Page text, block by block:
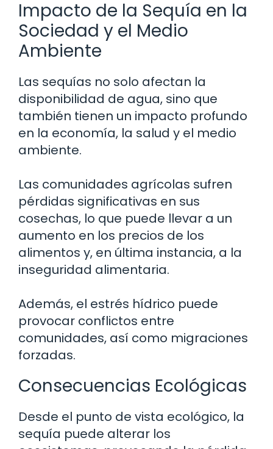
Impacto de la Sequía en la
Sociedad y el Medio
Ambiente
Las sequías no solo afectan la
disponibilidad de agua, sino que
también tienen un impacto profundo
en la economía, la salud y el medio
ambiente.
Las comunidades agrícolas sufren
pérdidas significativas en sus
cosechas, lo que puede llevar a un
aumento en los precios de los
alimentos y, en última instancia, a la
inseguridad alimentaria.
Además, el estrés hídrico puede
provocar conflictos entre
comunidades, así como migraciones
forzadas.
Consecuencias Ecológicas
Desde el punto de vista ecológico, la
sequía puede alterar los